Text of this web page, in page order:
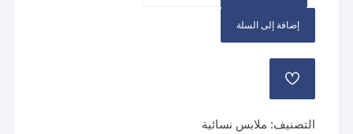
إضافة إلى السلة
إضافة
الرغباتالتصنيف: ملابس نسائية